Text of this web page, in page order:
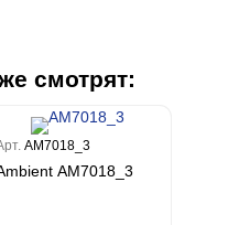
смотрят:
AM7018_3
AM7018_3